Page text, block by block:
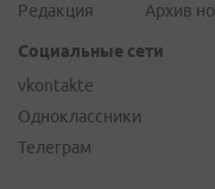
Редакция
Архив
Социальные сети
vkontakte
Одноклассники
Телеграм